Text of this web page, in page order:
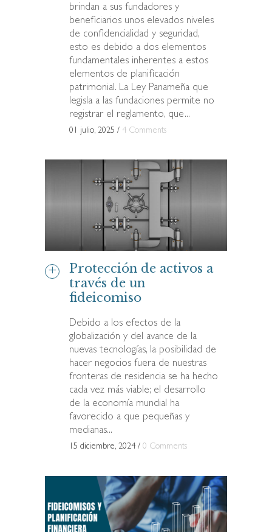
brindan a sus fundadores y
beneficiarios unos elevados niveles
de confidencialidad y seguridad,
esto es debido a dos elementos
fundamentales inherentes a estos
elementos de planificación
patrimonial. La Ley Panameña que
legisla a las fundaciones permite no
registrar el reglamento, que...
01 julio, 2025 / 4 Comments
Protección de activos a
través de un
fideicomiso
Debido a los efectos de la
globalización y del avance de la
nuevas tecnologías, la posibilidad de
hacer negocios fuera de nuestras
fronteras de residencia se ha hecho
cada vez más viable; el desarrollo
de la economía mundial ha
favorecido a que pequeñas y
medianas...
15 diciembre, 2024/ 0 Comments